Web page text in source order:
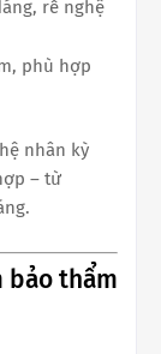
rễ nghệ
phù hợp
nhân kỳ
– từ
bảo thẩm